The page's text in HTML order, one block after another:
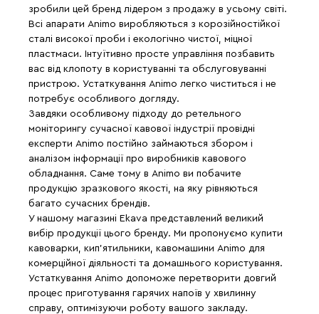
зробили цей бренд лідером з продажу в усьому світі.
Всі апарати Animo виробляються з корозійностійкої
сталі високої проби і екологічно чистої, міцної
пластмаси. Інтуїтивно просте управління позбавить
вас від клопоту в користуванні та обслуговуванні
пристрою. Устаткування Animo легко чиститься і не
потребує особливого догляду.
Завдяки особливому підходу до ретельного
моніторингу сучасної кавової індустрії провідні
експерти Animo постійно займаються збором і
аналізом інформації про виробників кавового
обладнання. Саме тому в Animo ви побачите
продукцію зразкового якості, на яку рівняються
багато сучасних брендів.
У нашому магазині Ekava представлений великий
вибір продукції цього бренду. Ми пропонуємо купити
кавоварки, кип'ятильники, кавомашини Animo для
комерційної діяльності та домашнього користування.
Устаткування Animo допоможе перетворити довгий
процес приготування гарячих напоїв у хвилинну
справу, оптимізуючи роботу вашого закладу.